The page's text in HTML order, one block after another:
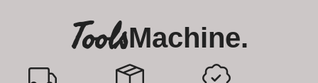
ToolsMachine.